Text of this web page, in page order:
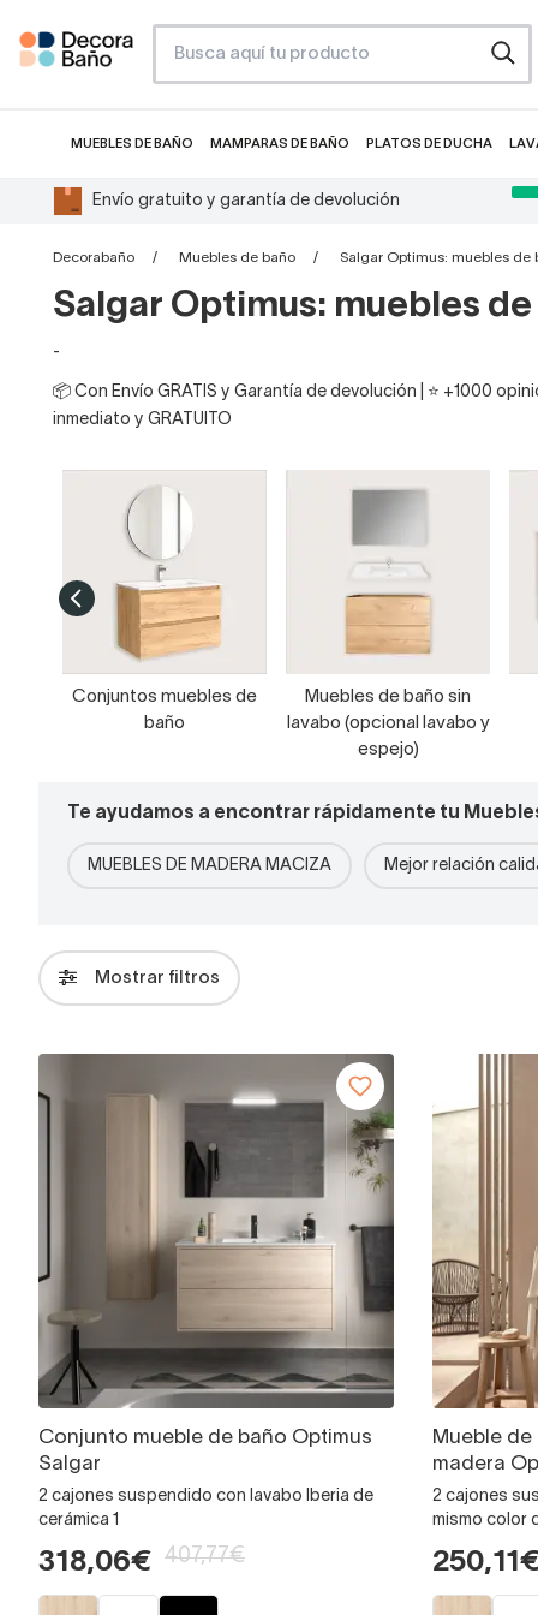
MUEBLES DE BAÑO MAMPARAS DE BAÑO PLATOS DE DUCHA
Envío gratuito y garantía de devolución
Decorabaño Muebles de baño Salgar Optimus: muebles de
Salgar Optimus: muebles
-
📦 Con Envío GRATIS y Garantía de devolución | ⭐ +1000
inmediato y GRATUITO
Conjuntos muebles de
baño
Muebles de baño sin
lavabo (opcional lavabo y
espejo)
Te ayudamos a encontrar rápidamente tu
MUEBLES DE MADERA MACIZA Mejor relación
Mostrar filtros
Conjunto mueble de baño Optimus
Salgar
2 cajones suspendido con lavabo Iberia de
cerámica 1
318,06€ 407,77€
Mueble
madera
2 cajones
mismo color